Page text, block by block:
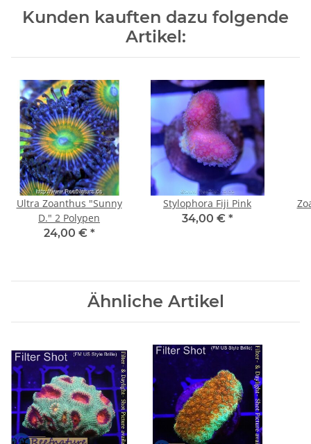
Kunden kauften dazu folgende
Artikel:
Ultra Zoanthus "Sunny
D." 2 Polypen
24,00 € *
Stylophora Fiji Pink
34,00 € *
Ähnliche Artikel